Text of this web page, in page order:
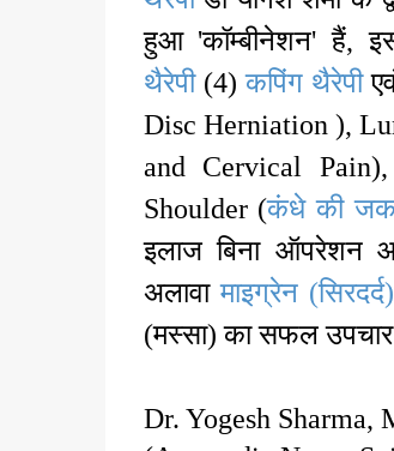
हुआ 'कॉम्बीनेशन' हैं,
थैरेपी(4)कपिंग थैरेपी
Disc Herniation ),
and Cervical Pain),
Shoulder (कंधे की
इलाज बिना ऑपरेशन
अलावामाइग्रेन (सिरदर्द)
(मस्सा) का सफल उपचार
Dr. Yogesh Sharma,